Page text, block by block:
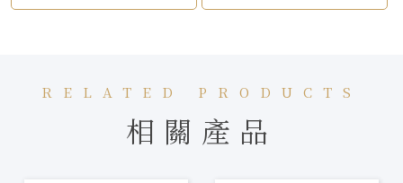
RELATED PRODUCTS
相關產品